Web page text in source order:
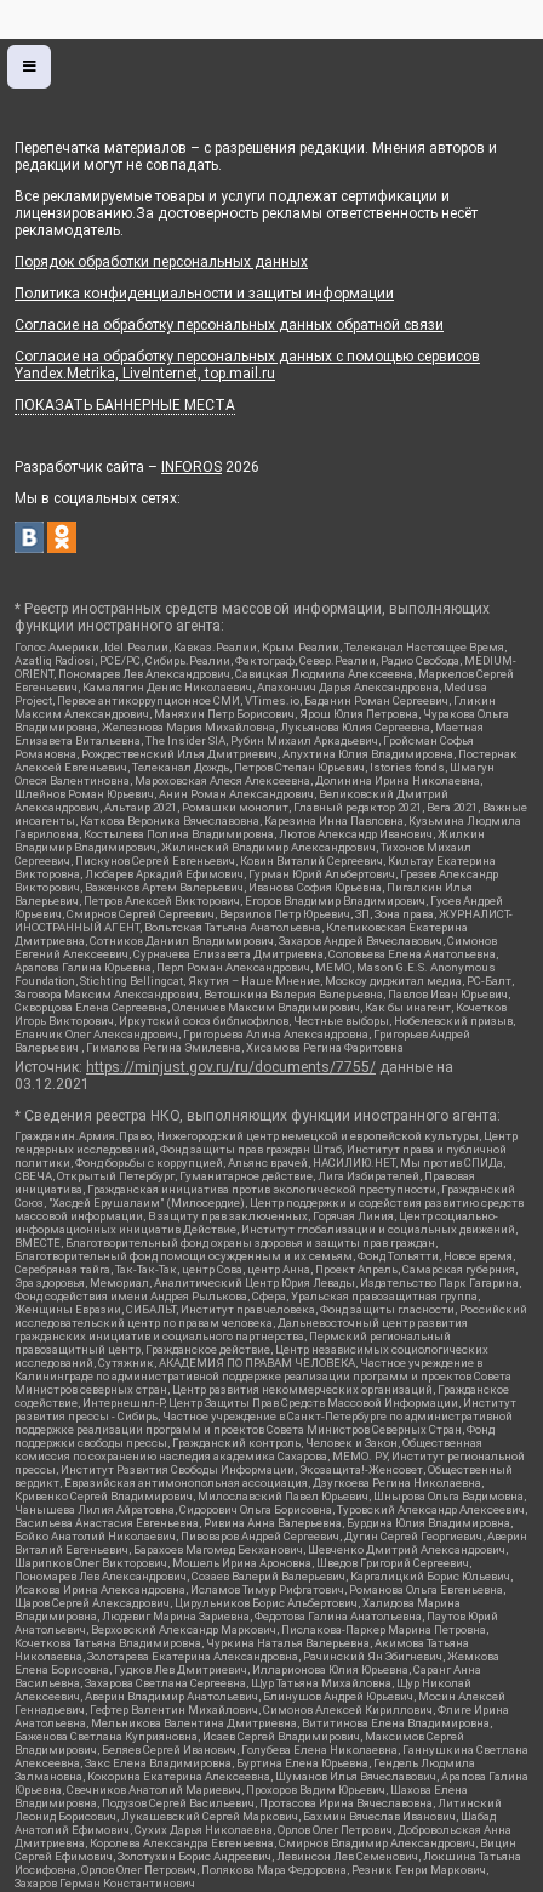
Перепечатка материалов – с разрешения редакции. Мнения авторов и
редакции могут не совпадать.
Все рекламируемые товары и услуги подлежат сертификации и
лицензированию.За достоверность рекламы ответственность несёт
рекламодатель.
Порядок обработки персональных данных
Политика конфиденциальности и защиты информации
Согласие на обработку персональных данных обратной связи
Согласие на обработку персональных данных с помощью сервисов
Yandex.Metrika, LiveInternet, top.mail.ru
ПОКАЗАТЬ БАННЕРНЫЕ МЕСТА
Разработчик сайта – INFOROS 2026
Мы в социальных сетях:
* Реестр иностранных средств массовой информации, выполняющих
функции иностранного агента:
Голос Америки, Idel.Реалии, Кавказ.Реалии, Крым.Реалии, Телеканал Настоящее Время,
Azatliq Radiosi, PCE/PC, Сибирь.Реалии, Фактограф, Север.Реалии, Радио Свобода, MEDIUM-
ORIENT, Пономарев Лев Александрович, Савицкая Людмила Алексеевна, Маркелов Сергей
Евгеньевич, Камалягин Денис Николаевич, Апахончич Дарья Александровна, Medusa
Project, Первое антикоррупционное СМИ, VTimes.io, Баданин Роман Сергеевич, Гликин
Максим Александрович, Маняхин Петр Борисович, Ярош Юлия Петровна, Чуракова Ольга
Владимировна, Железнова Мария Михайловна, Лукьянова Юлия Сергеевна, Маетная
Елизавета Витальевна, The Insider SIA, Рубин Михаил Аркадьевич, Гройсман Софья
Романовна, Рождественский Илья Дмитриевич, Апухтина Юлия Владимировна, Постернак
Алексей Евгеньевич, Телеканал Дождь, Петров Степан Юрьевич, Istories fonds, Шмагун
Олеся Валентиновна, Мароховская Алеся Алексеевна, Долинина Ирина Николаевна,
Шлейнов Роман Юрьевич, Анин Роман Александрович, Великовский Дмитрий
Александрович, Альтаир 2021, Ромашки монолит, Главный редактор 2021, Вега 2021, Важные
иноагенты, Каткова Вероника Вячеславовна, Карезина Инна Павловна, Кузьмина Людмила
Гавриловна, Костылева Полина Владимировна, Лютов Александр Иванович, Жилкин
Владимир Владимирович, Жилинский Владимир Александрович, Тихонов Михаил
Сергеевич, Пискунов Сергей Евгеньевич, Ковин Виталий Сергеевич, Кильтау Екатерина
Викторовна, Любарев Аркадий Ефимович, Гурман Юрий Альбертович, Грезев Александр
Викторович, Важенков Артем Валерьевич, Иванова София Юрьевна, Пигалкин Илья
Валерьевич, Петров Алексей Викторович, Егоров Владимир Владимирович, Гусев Андрей
Юрьевич, Смирнов Сергей Сергеевич, Верзилов Петр Юрьевич, ЗП, Зона права, ЖУРНАЛИСТ-
ИНОСТРАННЫЙ АГЕНТ, Вольтская Татьяна Анатольевна, Клепиковская Екатерина
Дмитриевна, Сотников Даниил Владимирович, Захаров Андрей Вячеславович, Симонов
Евгений Алексеевич, Сурначева Елизавета Дмитриевна, Соловьева Елена Анатольевна,
Арапова Галина Юрьевна, Перл Роман Александрович, МЕМО, Mason G.E.S. Anonymous
Foundation, Stichting Bellingcat, Якутия – Наше Мнение, Москоу диджитал медиа, РС-Балт,
Заговора Максим Александрович, Ветошкина Валерия Валерьевна, Павлов Иван Юрьевич,
Скворцова Елена Сергеевна, Оленичев Максим Владимирович, Как бы инагент, Кочетков
Игорь Викторович, Иркутский союз библиофилов, Честные выборы, Нобелевский призыв,
Еланчик Олег Александрович, Григорьева Алина Александровна, Григорьев Андрей
Валерьевич , Гималова Регина Эмилевна, Хисамова Регина Фаритовна
Источник: https://minjust.gov.ru/ru/documents/7755/ данные на
03.12.2021
* Сведения реестра НКО, выполняющих функции иностранного агента:
Гражданин.Армия.Право, Нижегородский центр немецкой и европейской культуры, Центр
гендерных исследований, Фонд защиты прав граждан Штаб, Институт права и публичной
политики, Фонд борьбы с коррупцией, Альянс врачей, НАСИЛИЮ.НЕТ, Мы против СПИДа,
СВЕЧА, Открытый Петербург, Гуманитарное действие, Лига Избирателей, Правовая
инициатива, Гражданская инициатива против экологической преступности, Гражданский
Союз, "Хасдей Ерушалаим" (Милосердие), Центр поддержки и содействия развитию средств
массовой информации, В защиту прав заключенных, Горячая Линия, Центр социально-
информационных инициатив Действие, Институт глобализации и социальных движений,
ВМЕСТЕ, Благотворительный фонд охраны здоровья и защиты прав граждан,
Благотворительный фонд помощи осужденным и их семьям, Фонд Тольятти, Новое время,
Серебряная тайга, Так-Так-Так, центр Сова, центр Анна, Проект Апрель, Самарская губерния,
Эра здоровья, Мемориал, Аналитический Центр Юрия Левады, Издательство Парк Гагарина,
Фонд содействия имени Андрея Рылькова, Сфера, Уральская правозащитная группа,
Женщины Евразии, СИБАЛЬТ, Институт прав человека, Фонд защиты гласности, Российский
исследовательский центр по правам человека, Дальневосточный центр развития
гражданских инициатив и социального партнерства, Пермский региональный
правозащитный центр, Гражданское действие, Центр независимых социологических
исследований, Сутяжник, АКАДЕМИЯ ПО ПРАВАМ ЧЕЛОВЕКА, Частное учреждение в
Калининграде по административной поддержке реализации программ и проектов Совета
Министров северных стран, Центр развития некоммерческих организаций, Гражданское
содействие, Интернешнл-Р, Центр Защиты Прав Средств Массовой Информации, Институт
развития прессы - Сибирь, Частное учреждение в Санкт-Петербурге по административной
поддержке реализации программ и проектов Совета Министров Северных Стран, Фонд
поддержки свободы прессы, Гражданский контроль, Человек и Закон, Общественная
комиссия по сохранению наследия академика Сахарова, МЕМО. РУ, Институт региональной
прессы, Институт Развития Свободы Информации, Экозащита!-Женсовет, Общественный
вердикт, Евразийская антимонопольная ассоциация, Дзугкоева Регина Николаевна,
Кривенко Сергей Владимирович, Милославский Павел Юрьевич, Шнырова Ольга Вадимовна,
Чанышева Лилия Айратовна, Сидорович Ольга Борисовна, Туровский Александр Алексеевич,
Васильева Анастасия Евгеньевна, Ривина Анна Валерьевна, Бурдина Юлия Владимировна,
Бойко Анатолий Николаевич, Пивоваров Андрей Сергеевич, Дугин Сергей Георгиевич, Аверин
Виталий Евгеньевич, Барахоев Магомед Бекханович, Шевченко Дмитрий Александрович,
Шарипков Олег Викторович, Мошель Ирина Ароновна, Шведов Григорий Сергеевич,
Пономарев Лев Александрович, Созаев Валерий Валерьевич, Каргалицкий Борис Юльевич,
Исакова Ирина Александровна, Исламов Тимур Рифгатович, Романова Ольга Евгеньевна,
Щаров Сергей Алексадрович, Цирульников Борис Альбертович, Халидова Марина
Владимировна, Людевиг Марина Зариевна, Федотова Галина Анатольевна, Паутов Юрий
Анатольевич, Верховский Александр Маркович, Пислакова-Паркер Марина Петровна,
Кочеткова Татьяна Владимировна, Чуркина Наталья Валерьевна, Акимова Татьяна
Николаевна, Золотарева Екатерина Александровна, Рачинский Ян Збигневич, Жемкова
Елена Борисовна, Гудков Лев Дмитриевич, Илларионова Юлия Юрьевна, Саранг Анна
Васильевна, Захарова Светлана Сергеевна, Щур Татьяна Михайловна, Щур Николай
Алексеевич, Аверин Владимир Анатольевич, Блинушов Андрей Юрьевич, Мосин Алексей
Геннадьевич, Гефтер Валентин Михайлович, Симонов Алексей Кириллович, Флиге Ирина
Анатольевна, Мельникова Валентина Дмитриевна, Вититинова Елена Владимировна,
Баженова Светлана Куприяновна, Исаев Сергей Владимирович, Максимов Сергей
Владимирович, Беляев Сергей Иванович, Голубева Елена Николаевна, Ганнушкина Светлана
Алексеевна, Закс Елена Владимировна, Буртина Елена Юрьевна, Гендель Людмила
Залмановна, Кокорина Екатерина Алексеевна, Шуманов Илья Вячеславович, Арапова Галина
Юрьевна, Свечников Анатолий Мариевич, Прохоров Вадим Юрьевич, Шахова Елена
Владимировна, Подузов Сергей Васильевич, Протасова Ирина Вячеславовна, Литинский
Леонид Борисович, Лукашевский Сергей Маркович, Бахмин Вячеслав Иванович, Шабад
Анатолий Ефимович, Сухих Дарья Николаевна, Орлов Олег Петрович, Добровольская Анна
Дмитриевна, Королева Александра Евгеньевна, Смирнов Владимир Александрович, Вицин
Сергей Ефимович, Золотухин Борис Андреевич, Левинсон Лев Семенович, Локшина Татьяна
Иосифовна, Орлов Олег Петрович, Полякова Мара Федоровна, Резник Генри Маркович,
Захаров Герман Константинович